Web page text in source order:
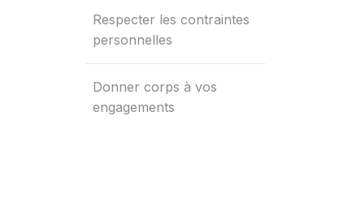
Respecter les contraintes
personnelles
Donner corps à vos
engagements